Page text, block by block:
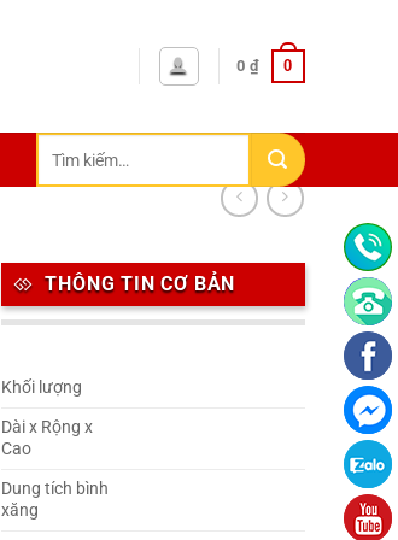
0 ₫ 0
kiếm:
THÔNG TIN CƠ BẢN
Khối lượng
Dài x Rộng x
Cao
Dung tích bình
xăng